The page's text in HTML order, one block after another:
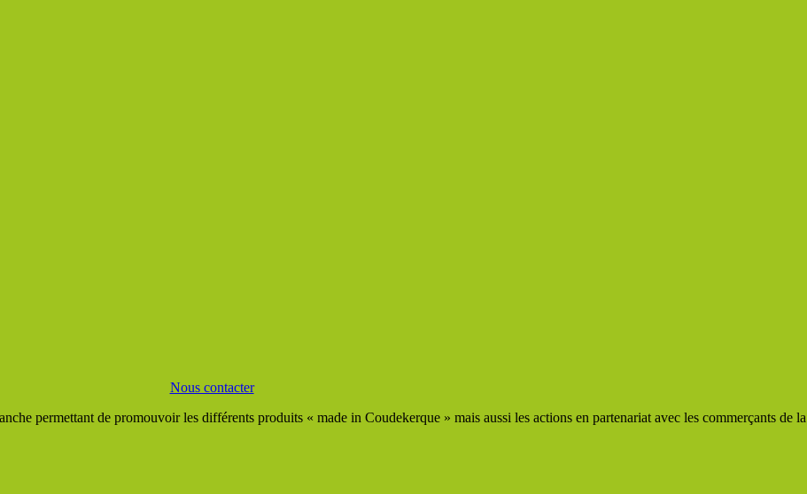
Nous contacter
permettant de promouvoir les différents produits « made in Coudekerque » mais aussi les actions en partenariat avec les commerçants de la